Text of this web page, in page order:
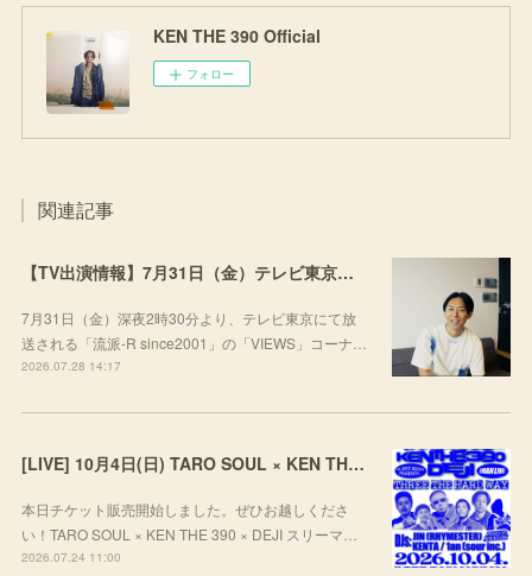
KEN THE 390 Official
フォロー
関連記事
【TV出演情報】7月31日（金）テレビ東京「流派-R since2001」
7月31日（金）深夜2時30分より、テレビ東京にて放
送される「流派-R since2001」の「VIEWS」コーナ…
2026.07.28 14:17
[LIVE] 10月4日(日) TARO SOUL × KEN THE 390 × DEJI スリーマンLIVE "THREE THE HARD WAY” @ ORD. 代官山
本日チケット販売開始しました。ぜひお越しくださ
い！TARO SOUL × KEN THE 390 × DEJI スリーマ…
2026.07.24 11:00